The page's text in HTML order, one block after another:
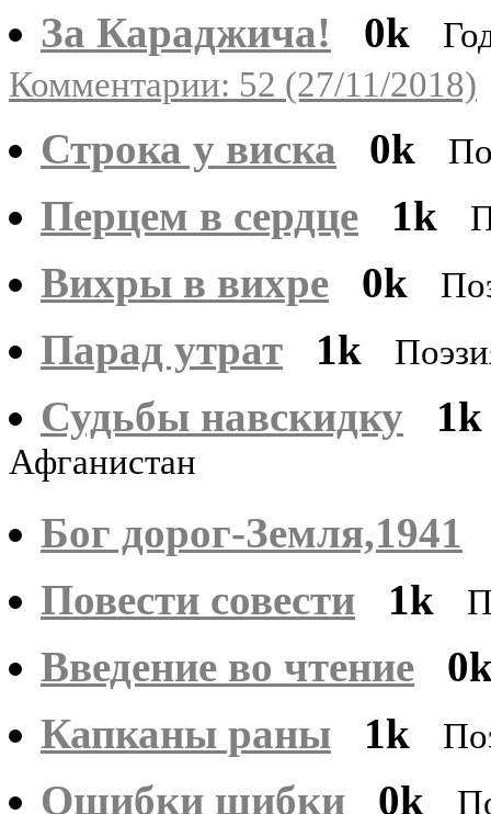
За Караджича!
0k
Комментарии: 52 (27/11/2018)
Строка у виска 0k
Перцем в сердце 1k
Вихры в вихре 0k
Парад утрат 1k
Судьбы навскидку
1k
Афганистан
Бог дорог-Земля,1941
Повести совести
1k
Введение во чтение
Капканы раны
1k
Ошибки шибки 0k